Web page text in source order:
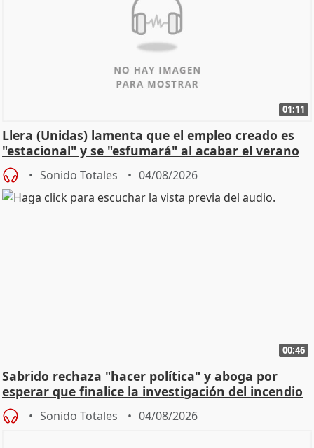
01:11
Llera (Unidas) lamenta que el empleo creado es
"estacional" y se "esfumará" al acabar el verano
Sonido Totales 04/08/2026
00:46
Sabrido rechaza "hacer política" y aboga por
esperar que finalice la investigación del incendio
Sonido Totales 04/08/2026